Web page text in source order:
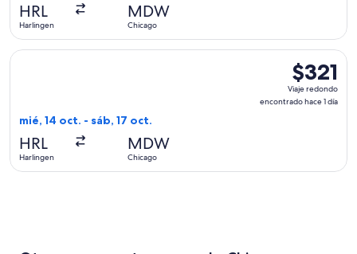
HRL
Harlingen
MDW
Chicago
$321
Viaje
redondo,
$321
Viaje redondo
encontrado hace 1 día
mié, 14 oct. - sáb, 17 oct.
HRL
Harlingen
MDW
Chicago
Seleccionar vuelo de Southwest Airlines, con salida el mié,